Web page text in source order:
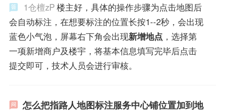
1仓檀zP楼主好，具体的操作步骤为点击地图后
会自动标注，在想要标注的位置长按1--2秒，会出现
蓝色小气泡，屏幕右下角会出现新增地点 ，选择第
一项新增商户及楼宇，将基本信息填写完毕后点击
提交即可，技术人员会进行审核。
怎么把指路人地图标注服务中心铺位置加到地